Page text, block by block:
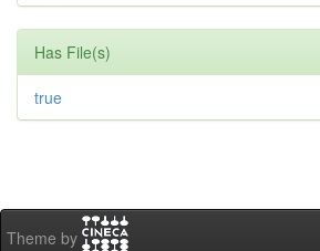
Has File(s)
true
Theme by